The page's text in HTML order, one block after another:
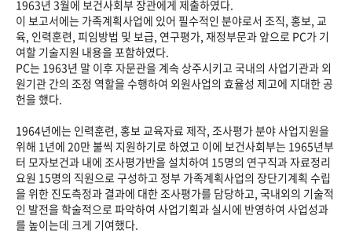
1963년 3월에 보건사회부 장관에게 제출하였다.
이 보고서에는 가족계획사업에 있어 필수적인 분야로서 조직, 홍보, 교
육, 인력훈련, 피임방법 및 보급, 연구평가, 재정부문과 앞으로 PC가 기
여할 기술지원 내용을 포함하였다.
PC는 1963년 말 이후 자문관을 계속 상주시키고 국내의 사업기관과 외
원기관 간의 조정 역할을 수행하여 외원사업의 효율성 제고에 지대한 공
헌을 했다.
1964년에는 인력훈련, 홍보 교육자료 제작, 조사평가 분야 사업지원을
위해 1년에 20만 불씩 지원하기로 하였고 이에 보건사회부는 1965년부
터 모자보건과 내에 조사평가반을 설치하여 15명의 연구직과 자료정리
요원 15명의 직원으로 구성하고 정부 가족계획사업의 장단기계획 수립
을 위한 진도측정과 결과에 대한 조사평가를 담당하고, 국내외의 기술적
인 발전을 학술적으로 파악하여 사업기획과 실시에 반영하여 사업성과
를 높이는데 크게 기여했다.